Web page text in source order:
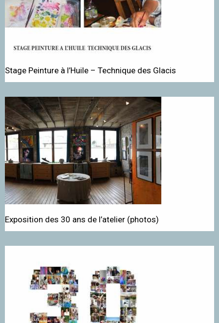
Stage Peinture à l’Huile – Technique des Glacis
Exposition des 30 ans de l’atelier (photos)